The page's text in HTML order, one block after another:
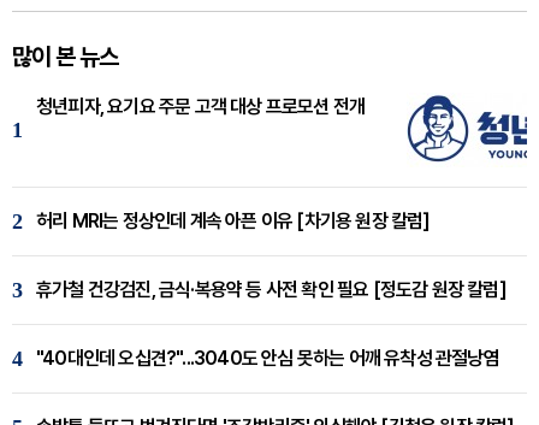
많이 본 뉴스
1
청년피자, 요기요 주문 고객 대상 프로모션 전개
2 허리 MRI는 정상인데 계속 아픈 이유 [차기용 원장 칼럼]
3 휴가철 건강검진, 금식·복용약 등 사전 확인 필요 [정도감 원장 칼럼]
4 "40대인데 오십견?"...3040도 안심 못하는 어깨 유착성 관절낭염